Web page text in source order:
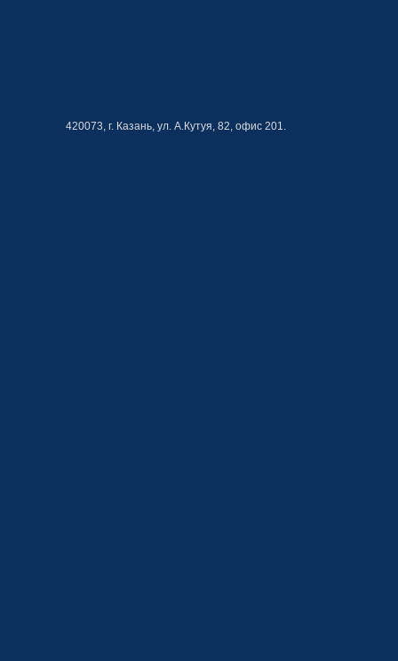
420073, г. Казань, ул. А.Кутуя, 82, офис 201.